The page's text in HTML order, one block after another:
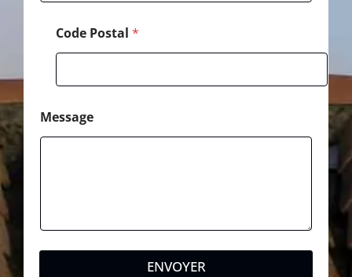
Code Postal *
Message
ENVOYER